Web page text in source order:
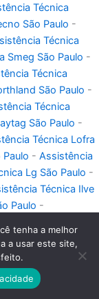
Técnica
São Paulo -
Técnica
Smeg São Paulo -
Técnica
São Paulo -
Técnica
São Paulo -
Técnica Lofra
- Assistência
Lg São Paulo -
Técnica Ilve
Paulo -
São Paulo
-
Técnica
São Paulo
Técnica
tenha a melhor
a usar este site,